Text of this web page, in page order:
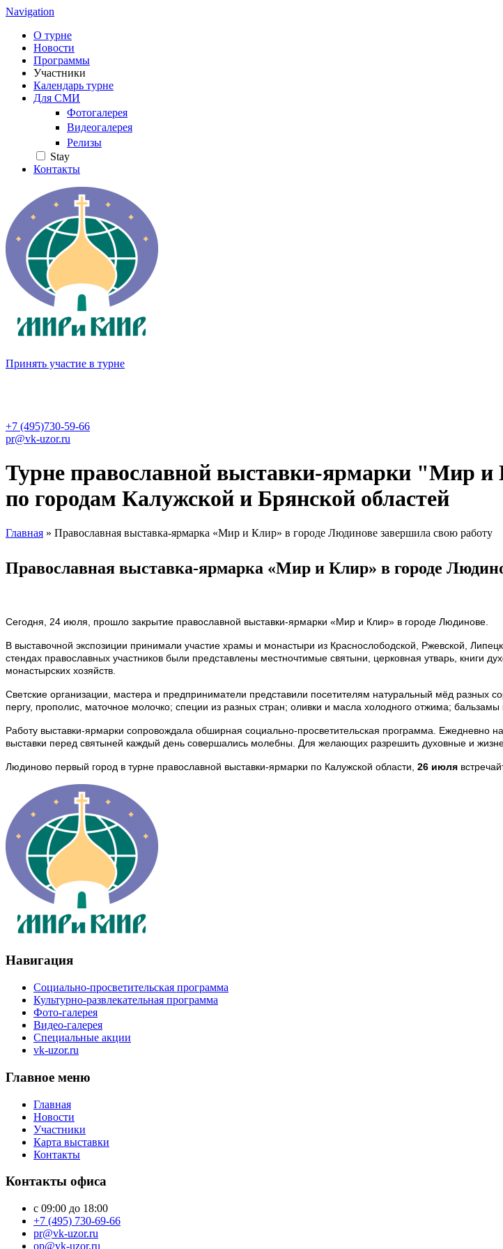
Navigation
О турне
Новости
Программы
Участники
Календарь турне
Для СМИ
Фотогалерея
Видеогалерея
Релизы
Stay
Контакты
Принять участие в турне
+7 (495)730-59-66
pr@vk-uzor.ru
Турне православной выставки-ярмарки "Мир
по городам Калужской и Брянской областей
Главная » Православная выставка-ярмарка «Мир и Клир» в городе Людинове завершила свою работу
Православная выставка-ярмарка «Мир и Клир» в городе
Сегодня, 24 июля, прошло закрытие православной выставки-ярмарки «Мир и Клир» в городе Людинове.
В выставочной экспозиции принимали участие храмы и монастыри из Краснослободской, Ржевской,
стендах православных участников были представлены местночтимые святыни, церковная утварь, книги
монастырских хозяйств.
Светские организации, мастера и предприниматели представили посетителям натуральный мёд разных
пергу, прополис, маточное молочко; специи из разных стран; оливки и масла холодного отжима;
Работу выставки-ярмарки сопровождала обширная социально-просветительская программа. Ежедневно
выставки перед святыней каждый день совершались молебны. Для желающих разрешить духовные и
Людиново первый город в турне православной выставки-ярмарки по Калужской области, 26 июля
Навигация
Социально-просветительская программа
Культурно-развлекательная программа
Фото-галерея
Видео-галерея
Специальные акции
vk-uzor.ru
Главное меню
Главная
Новости
Участники
Карта выставки
Контакты
Контакты офиса
с 09:00 до 18:00
+7 (495) 730-69-66
pr@vk-uzor.ru
op@vk-uzor.ru